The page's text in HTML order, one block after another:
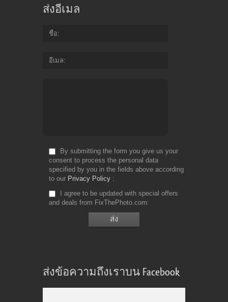
ส่งอีเมล
ชื่อ
อีเมล
By submitting the form you give us your
consent to process the personal data
specified by you in the fields above according
to our Privacy Policy
I agree to be updated with special offers
and deals from FixThePhoto.com
ส่งข้อความถึงเราบน Facebook